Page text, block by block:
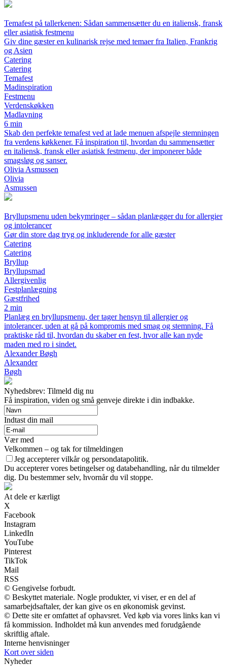
Temafest på tallerkenen: Sådan sammensætter du en italiensk, fransk
eller asiatisk festmenu
Giv dine gæster en kulinarisk rejse med temaer fra Italien, Frankrig
og Asien
Catering
Catering
Temafest
Madinspiration
Festmenu
Verdenskøkken
Madlavning
6 min
Skab den perfekte temafest ved at lade menuen afspejle stemningen
fra verdens køkkener. Få inspiration til, hvordan du sammensætter
en italiensk, fransk eller asiatisk festmenu, der imponerer både
smagsløg og sanser.
Olivia Asmussen
Olivia
Asmussen
Bryllupsmenu uden bekymringer – sådan planlægger du for allergier
og intolerancer
Gør din store dag tryg og inkluderende for alle gæster
Catering
Catering
Bryllup
Bryllupsmad
Allergivenlig
Festplanlægning
Gæstfrihed
2 min
Planlæg en bryllupsmenu, der tager hensyn til allergier og
intolerancer, uden at gå på kompromis med smag og stemning. Få
praktiske råd til, hvordan du skaber en fest, hvor alle kan nyde
maden med ro i sindet.
Alexander Bøgh
Alexander
Bøgh
Nyhedsbrev: Tilmeld dig nu
Få inspiration, viden og små genveje direkte i din indbakke.
Indtast din mail
Vær med
Velkommen – og tak for tilmeldingen
Jeg accepterer vilkår og persondatapolitik.
Du accepterer vores betingelser og databehandling, når du tilmelder
dig. Du bestemmer selv, hvornår du vil stoppe.
At dele er kærligt
X
Facebook
Instagram
LinkedIn
YouTube
Pinterest
TikTok
Mail
RSS
© Gengivelse forbudt.
© Beskyttet materiale. Nogle produkter, vi viser, er en del af
samarbejdsaftaler, der kan give os en økonomisk gevinst.
© Dette site er omfattet af ophavsret. Ved køb via vores links kan vi
få kommission. Indholdet må kun anvendes med forudgående
skriftlig aftale.
Interne henvisninger
Kort over siden
Nyheder